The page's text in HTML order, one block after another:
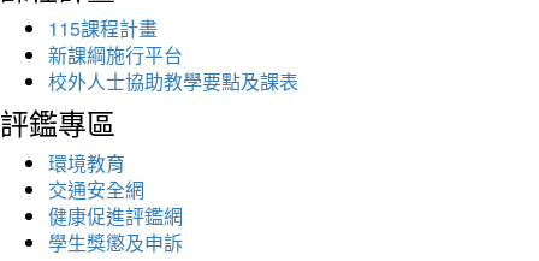
115課程計畫
新課綱施行平台
校外人士協助教學要點及課表
評鑑專區
環境教育
交通安全網
健康促進評鑑網
學生獎懲及申訴